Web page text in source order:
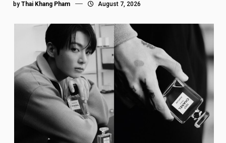
by Thai Khang Pham August 7, 2026